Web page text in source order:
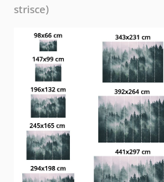
strisce)